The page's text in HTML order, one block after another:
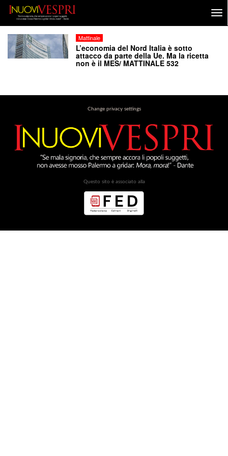
Mattinale
L’economia del Nord Italia è sotto
attacco da parte della Ue. Ma la ricetta
non è il MES/ MATTINALE 532
Change privacy settings
Questo sito è associato alla